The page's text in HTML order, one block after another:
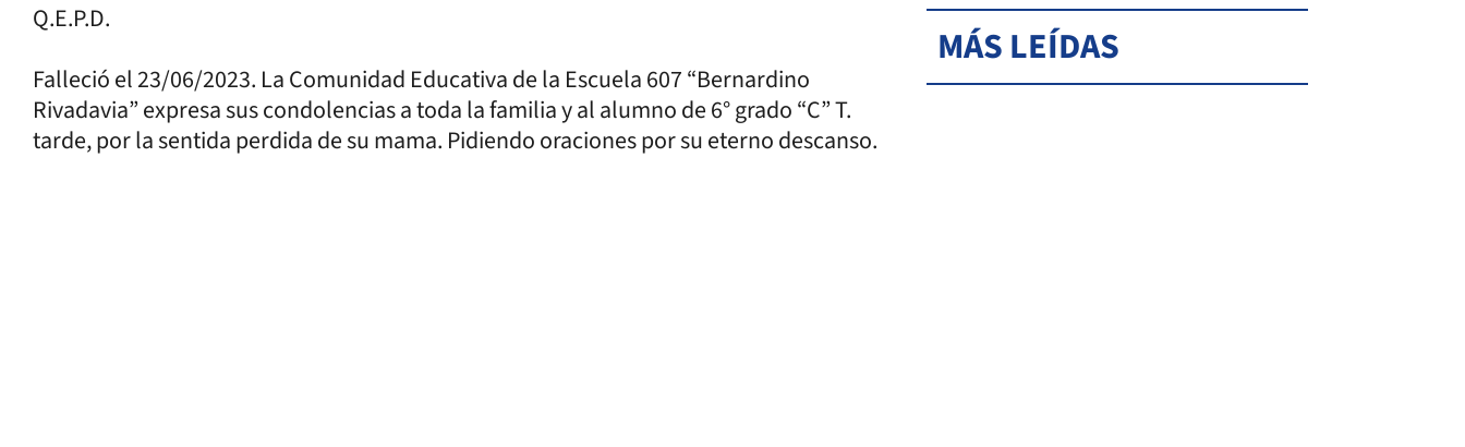
Q.E.P.D.
Falleció el 23/06/2023. La Comunidad Educativa de la Escuela 607 “Bernardino
Rivadavia” expresa sus condolencias a toda la familia y al alumno de 6° grado “C” T.
tarde, por la sentida perdida de su mama. Pidiendo oraciones por su eterno descanso.
MÁS LEÍDAS